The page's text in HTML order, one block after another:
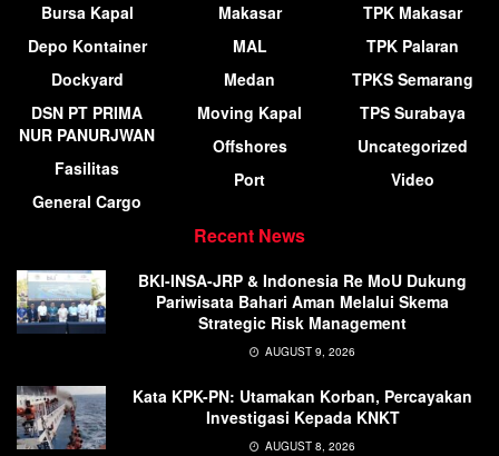
Bursa Kapal
Depo Kontainer
Dockyard
DSN PT PRIMA
NUR PANURJWAN
Fasilitas
General Cargo
Makasar
MAL
Medan
Moving Kapal
Offshores
Port
TPK Makasar
TPK Palaran
TPKS Semarang
TPS Surabaya
Uncategorized
Video
Recent News
BKI-INSA-JRP & Indonesia Re MoU Dukung
Pariwisata Bahari Aman Melalui Skema
Strategic Risk Management
AUGUST 9, 2026
Kata KPK-PN: Utamakan Korban, Percayakan
Investigasi Kepada KNKT
AUGUST 8, 2026